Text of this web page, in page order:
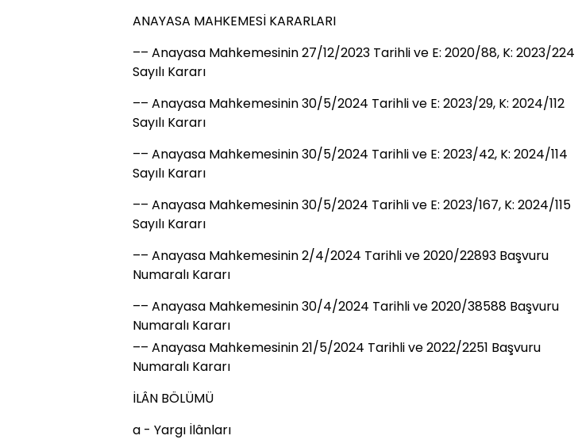
ANAYASA MAHKEMESİ KARARLARI
–– Anayasa Mahkemesinin 27/12/2023 Tarihli ve E: 2020/88, K: 2023/224
Sayılı Kararı
–– Anayasa Mahkemesinin 30/5/2024 Tarihli ve E: 2023/29, K: 2024/112
Sayılı Kararı
–– Anayasa Mahkemesinin 30/5/2024 Tarihli ve E: 2023/42, K: 2024/114
Sayılı Kararı
–– Anayasa Mahkemesinin 30/5/2024 Tarihli ve E: 2023/167, K: 2024/115
Sayılı Kararı
–– Anayasa Mahkemesinin 2/4/2024 Tarihli ve 2020/22893 Başvuru
Numaralı Kararı
–– Anayasa Mahkemesinin 30/4/2024 Tarihli ve 2020/38588 Başvuru
Numaralı Kararı
–– Anayasa Mahkemesinin 21/5/2024 Tarihli ve 2022/2251 Başvuru
Numaralı Kararı
İLÂN BÖLÜMÜ
a - Yargı İlânları